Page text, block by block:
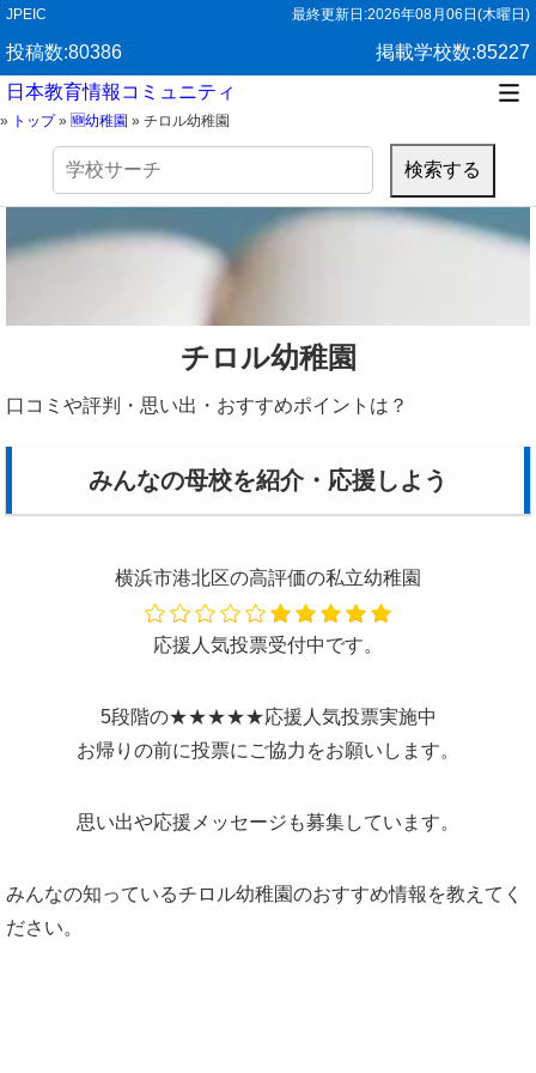
JPEIC 最終更新日:2026年08月06日(木曜日)
投稿数:80386
掲載学校数:85227
日本教育情報コミュニティ
» トップ» 🆕幼稚園 » チロル幼稚園
検
チロル幼稚園
口コミや評判・思い出・おすすめポイントは？
みんなの母校を紹介・応援しよう
横浜市港北区の高評価の私立幼稚園
応援人気投票受付中です。
5段階の★★★★★応援人気投票実施中
お帰りの前に投票にご協力をお願いします。
思い出や応援メッセージも募集しています。
みんなの知っているチロル幼稚園のおすすめ情報を教えてく
ださい。